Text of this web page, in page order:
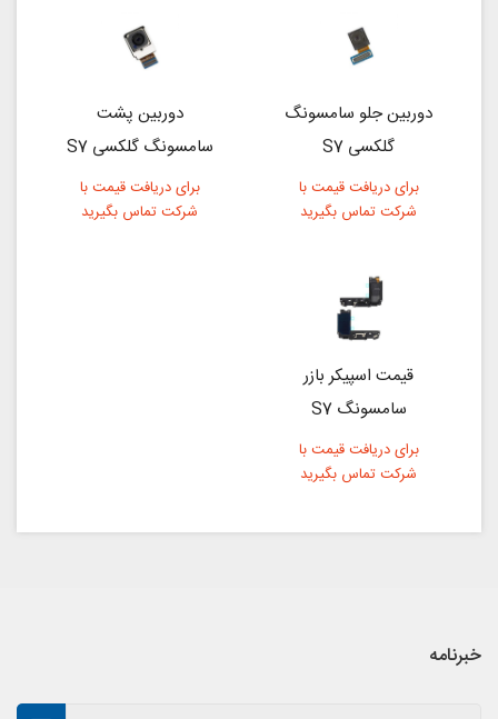
دوربین جلو سامسونگ
گلکسی S7
برای دریافت قیمت با
شرکت تماس بگیرید
دوربین پشت
سامسونگ گلکسی S7
برای دریافت قیمت با
شرکت تماس بگیرید
قیمت اسپیکر بازر
سامسونگ S7
برای دریافت قیمت با
شرکت تماس بگیرید
خبرنامه